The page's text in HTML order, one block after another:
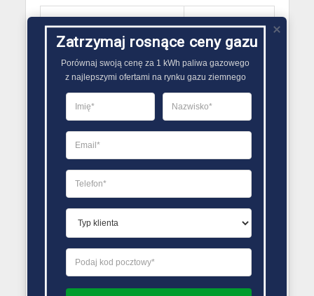
Kontakt PSG
Mogielnica
05-640 Mogielnica
ul. Stegny
tel. 48 663 51 42
faks 48 663 53 60
Zatrzymaj rosnące ceny gazu
Porównaj swoją cenę za 1 kWh paliwa gazowego
z najlepszymi ofertami na rynku gazu ziemnego